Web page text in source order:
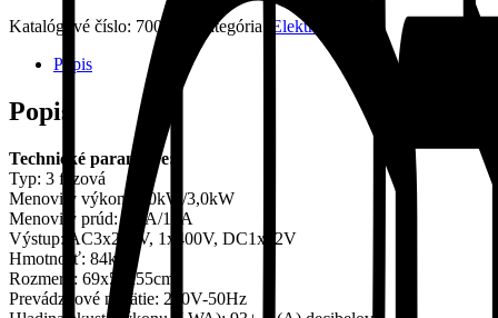
Katalógové číslo: 700036 Kategória:
Elektrocentrály
Popis
Popis
Technické parametre:
Typ: 3 fázová
Menovitý výkon: 5,0kW/3,0kW
Menovitý prúd: 7,2A/13A
Výstup: AC3x230V, 1x400V, DC1x12V
Hmotnosť: 84kg
Rozmery: 69x55x55cm
Prevádzkové napätie: 230V-50Hz